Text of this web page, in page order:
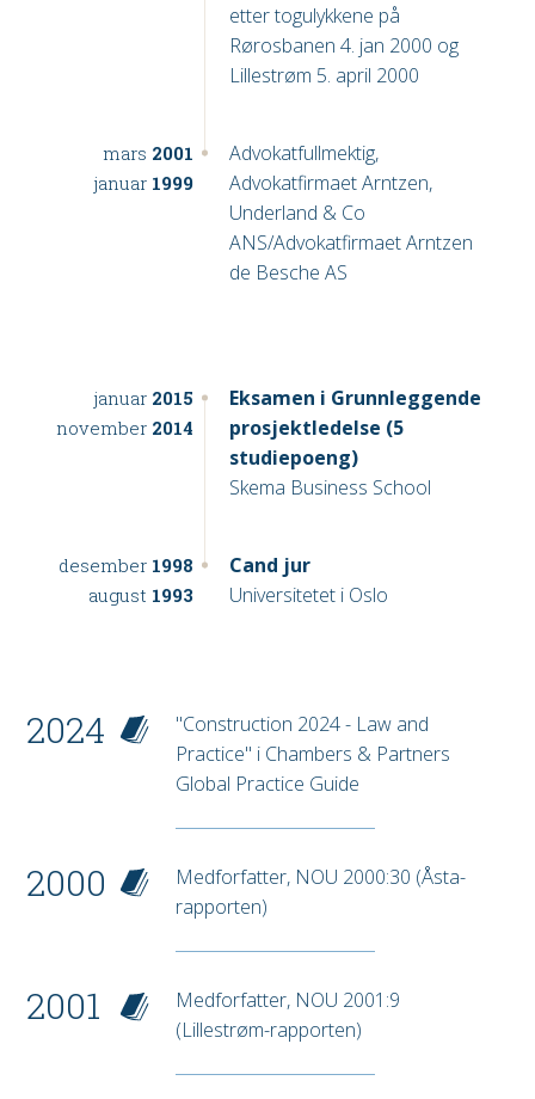
etter togulykkene på
Rørosbanen 4. jan 2000 og
Lillestrøm 5. april 2000
mars 2001
januar 1999
Advokatfullmektig,
Advokatfirmaet Arntzen,
Underland & Co
ANS/Advokatfirmaet Arntzen
de Besche AS
januar 2015
november 2014
Eksamen i Grunnleggende
prosjektledelse (5
studiepoeng)
Skema Business School
desember 1998
august 1993
Cand jur
Universitetet i Oslo
2024
"Construction 2024 - Law and
Practice" i Chambers & Partners
Global Practice Guide
2000
Medforfatter, NOU 2000:30 (Åsta-
rapporten)
2001
Medforfatter, NOU 2001:9
(Lillestrøm-rapporten)